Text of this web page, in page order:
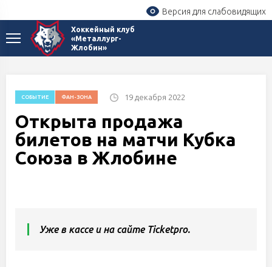
Версия для слабовидящих
Хоккейный клуб
«Металлург-
Жлобин»
СОБЫТИЕ ФАН-ЗОНА 19 декабря 2022
Открыта продажа
билетов на матчи Кубка
Союза в Жлобине
Уже в кассе и на сайте Ticketpro.